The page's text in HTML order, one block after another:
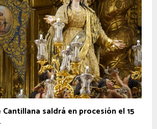
saldrá en procesión el 15